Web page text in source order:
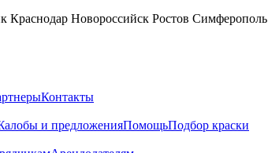
Краснодар Новороссийск Ростов Симферополь
Контакты
и предложенияПомощьПодбор краски